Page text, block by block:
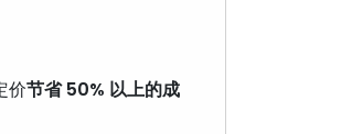
价节省 50% 以上的成